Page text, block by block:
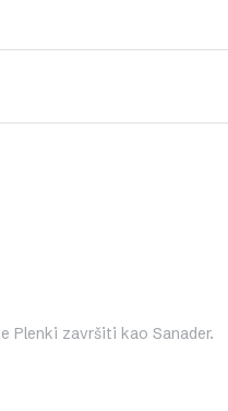
Plenki završiti kao Sanader.